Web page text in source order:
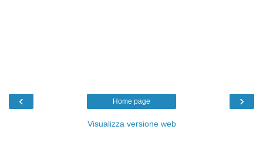
‹ ›
Home page
Visualizza versione web